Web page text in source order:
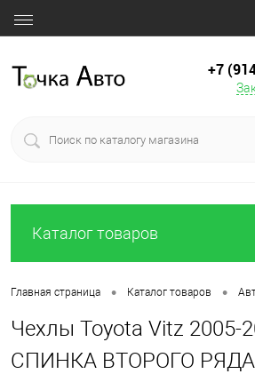
+7
Каталог товаров
Главная страница • Каталог товаров •
Чехлы Toyota Vitz 2005-
СПИНКА ВТОРОГО РЯДА